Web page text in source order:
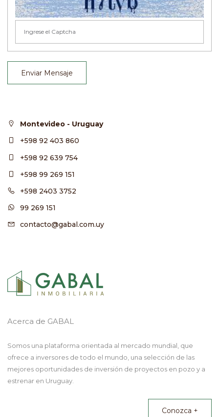
Enviar Mensaje
Montevideo - Uruguay
+598 92 403 860
+598 92 639 754
+598 99 269 151
+598 2403 3752
99 269 151
contacto@gabal.com.uy
Acerca de GABAL
Somos una plataforma orientada al mercado mundial, que
ofrece a inversores de todo el mundo, una selección de las
mejores oportunidades de inversión de proyectos en pozo y a
estrenar en Uruguay.
Conozca +